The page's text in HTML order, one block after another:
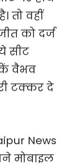
तो वहीं
को दर्ज
सीट
वैभव
टक्कर दे
News
मोबाइल